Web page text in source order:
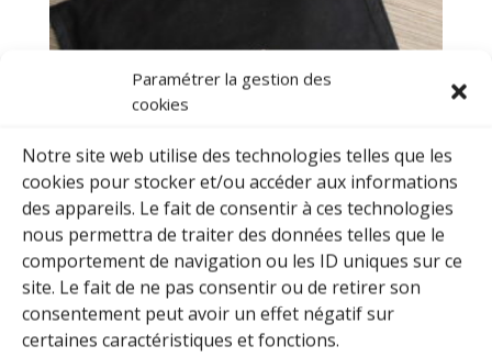
Paramétrer la gestion des
cookies
Notre site web utilise des technologies telles que les
cookies pour stocker et/ou accéder aux informations
des appareils. Le fait de consentir à ces technologies
nous permettra de traiter des données telles que le
comportement de navigation ou les ID uniques sur ce
site. Le fait de ne pas consentir ou de retirer son
consentement peut avoir un effet négatif sur
certaines caractéristiques et fonctions.
Housse Hakama – Format « horizontal » – Coton noir
34,90€ – 54,90€Plage
de